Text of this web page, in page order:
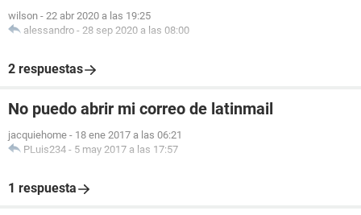
wilson - 22 abr 2020 a las 19:25
alessandro - 28 sep 2020 a las 08:00
2 respuestas
No puedo abrir mi correo de latinmail
jacquiehome - 18 ene 2017 a las 06:21
PLuis234 - 5 may 2017 a las 17:57
1 respuesta